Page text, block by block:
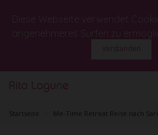
Diese Webseite verwendet
angenehmeres Surfen zu
Verstanden
Startseite Me-Time Retreat Reise nach